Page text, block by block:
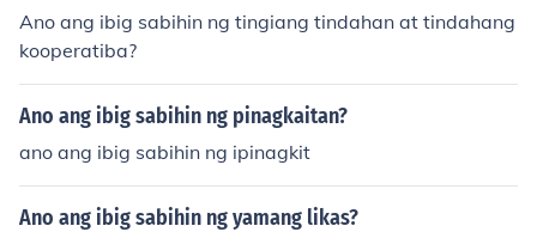
Ano ang ibig sabihin ng tingiang tindahan at tindahang
kooperatiba?
Ano ang ibig sabihin ng pinagkaitan?
ano ang ibig sabihin ng ipinagkit
Ano ang ibig sabihin ng yamang likas?